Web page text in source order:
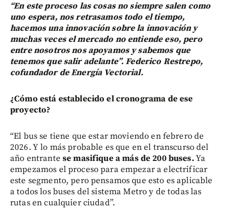
“En este proceso las cosas no siempre salen como
uno espera, nos retrasamos todo el tiempo,
hacemos una innovación sobre la innovación y
muchas veces el mercado no entiende eso, pero
entre nosotros nos apoyamos y sabemos que
tenemos que salir adelante”. Federico Restrepo,
cofundador de Energía Vectorial.
¿Cómo está establecido el cronograma de ese
proyecto?
“El bus se tiene que estar moviendo en febrero de
2026. Y lo más probable es que en el transcurso del
año entrante se masifique a más de 200 buses.Ya
empezamos el proceso para empezar a electrificar
este segmento, pero pensamos que esto es aplicable
a todos los buses del sistema Metro y de todas las
rutas en cualquier ciudad”.